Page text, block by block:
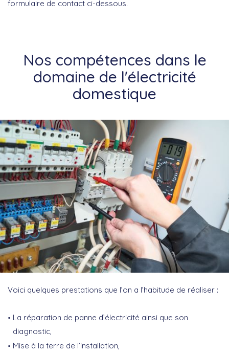
formulaire de contact ci-dessous.
Nos compétences dans le
domaine de l'électricité
domestique
Voici quelques prestations que l’on a l’habitude de réaliser :
La réparation de panne d’électricité ainsi que son
diagnostic,
Mise à la terre de l’installation,